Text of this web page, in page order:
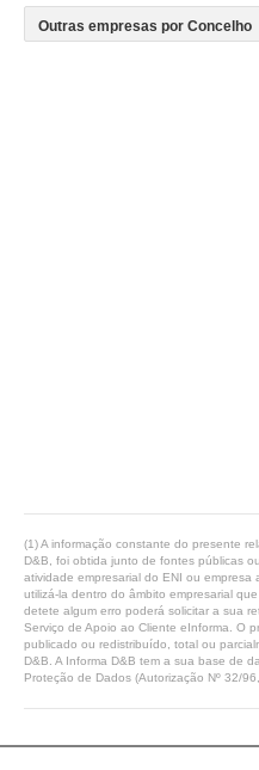
(1) A informação constante do presente
D&B, foi obtida junto de fontes públicas
atividade empresarial do ENI ou
utilizá-la dentro do âmbito empresarial
detete algum erro poderá solicitar a sua
Serviço de Apoio ao Cliente eInforma. O
publicado ou redistribuído, total ou
D&B. A Informa D&B tem a sua base de
Proteção de Dados (Autorização Nº 32/